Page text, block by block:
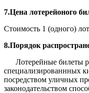
7.Цена лотерейоного
Стоимость 1 (одного)
8.Порядок
Лотерейные билеты
специализированнных
посредством уличных
законодательством